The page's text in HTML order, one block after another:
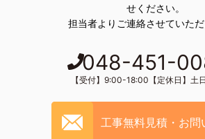
せください。
担当者よりご連絡させていただ
048-451-
【受付】9:00-18:00【定休日】土
工事無料見積・お問